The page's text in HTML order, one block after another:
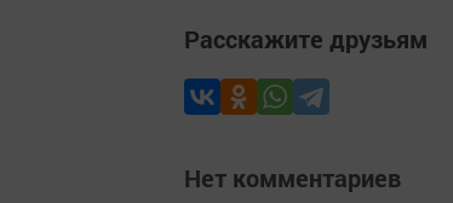
Расскажите друзьям
Нет комментариев